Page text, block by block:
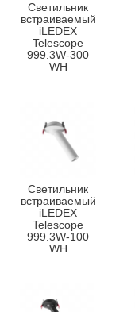
Светильник
встраиваемый
iLEDEX
Telescope
999.3W-300
WH
Светильник
встраиваемый
iLEDEX
Telescope
999.3W-100
WH